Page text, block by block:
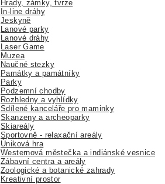
Hrady, zámky, tvrze
In-line dráhy
Jeskyně
Lanové parky
Lanové dráhy
Laser Game
Muzea
Naučné stezky
Památky a památníky
Parky
Podzemní chodby
Rozhledny a vyhlídky
Sdílené kanceláře pro maminky
Skanzeny a archeoparky
Skiareály
Sportovně - relaxační areály
Úniková hra
Westernová městečka a indiánské vesnice
Zábavní centra a areály
Zoologické a botanické zahrady
Kreativní prostor